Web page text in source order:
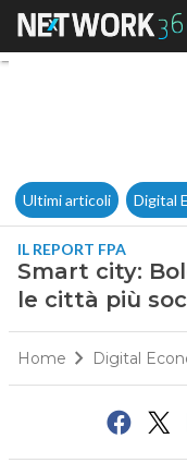
Ultimi articoli Digital
IL REPORT FPA
Smart city:
le città più
Home Digital